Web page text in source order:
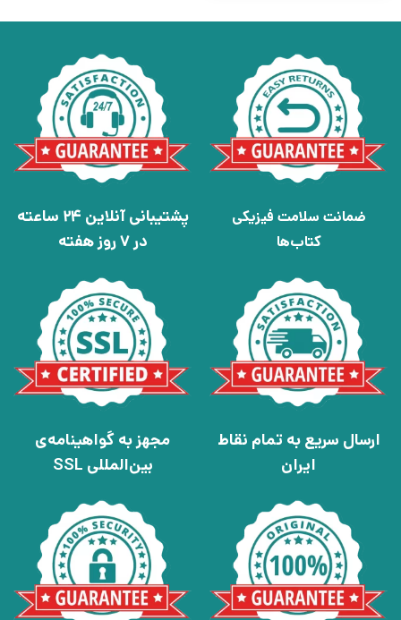
ضمانت سلامت فیزیکی
کتاب‌ها
پشتیبانی آنلاین 24 ساعته
در 7 روز هفته
ارسال سریع به تمام نقاط
ایران
مجهز به گواهینامه‌ی
بین‌المللی SSL